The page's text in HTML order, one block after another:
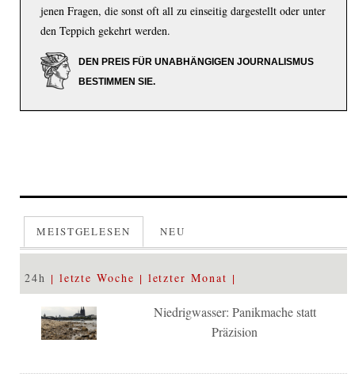
jenen Fragen, die sonst oft all zu einseitig dargestellt oder unter
den Teppich gekehrt werden.
DEN PREIS FÜR UNABHÄNGIGEN JOURNALISMUS
BESTIMMEN SIE.
MEISTGELESEN NEU
24h letzte Woche letzter Monat
Niedrigwasser: Panikmache statt
Präzision